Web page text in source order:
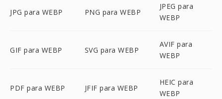
JPG para WEBP PNG para WEBP
JPEG para
WEBP
GIF para WEBP SVG para WEBP
AVIF para
WEBP
PDF para WEBP JFIF para WEBP
HEIC para
WEBP